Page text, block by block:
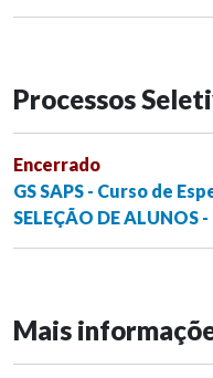
Processos
Encerrado
GS SAPS - Curso de
SELEÇÃO DE ALUNOS
Mais